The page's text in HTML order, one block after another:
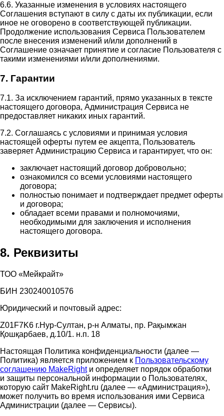
6.6. Указанные изменения в условиях настоящего
Соглашения вступают в силу с даты их публикации, если
иное не оговорено в соответствующей публикации.
Продолжение использования Сервиса Пользователем
после внесения изменений и/или дополнений в
Соглашение означает принятие и согласие Пользователя с
такими изменениями и/или дополнениями.
7. Гарантии
7.1. За исключением гарантий, прямо указанных в тексте
настоящего договора, Администрация Сервиса не
предоставляет никаких иных гарантий.
7.2. Соглашаясь с условиями и принимая условия
настоящей оферты путем ее акцепта, Пользователь
заверяет Администрацию Сервиса и гарантирует, что он:
заключает настоящий договор добровольно;
ознакомился со всеми условиями настоящего
договора;
полностью понимает и подтверждает предмет оферты
и договора;
обладает всеми правами и полномочиями,
необходимыми для заключения и исполнения
настоящего договора.
8. Реквизиты
ТОО «Мейкрайт»
БИН 230240010576
Юридический и почтовый адрес:
Z01F7K6 г.Нур-Султан, р-н Алматы, пр. Рақымжан
Қошқарбаев, д.10/1. н.п. 18
Настоящая Политика конфиденциальности (далее —
Политика) является приложением к Пользовательскому
соглашению MakeRightи определяет порядок обработки
и защиты персональной информации о Пользователях,
которую сайт MakeRight.ru (далее — «Администрация»),
может получить во время использования ими Cервиса
Администрации (далее — Сервисы).